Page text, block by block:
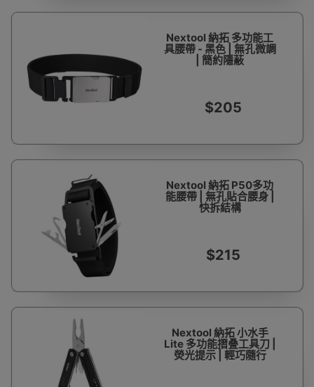
Nextool 納拓 多功能工
具腰帶 - 黑色 | 無孔微調
| 簡約隱蔽
$205
Nextool 納拓 P50多功
能腰帶 | 無孔貼合腰身 |
快拆結構
$215
Nextool 納拓 小水手
Lite 多功能摺叠工具刀 |
熒光提示 | 輕巧隨行